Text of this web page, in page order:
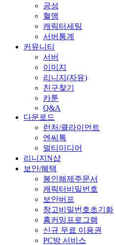
공성
혈맹
캐릭터세팅
서버통계
커뮤니티
서버
이미지
리니지(자유)
친구찾기
카툰
Q&A
다운로드
런처/클라이언트
엔씨톡
멀티미디어
리니지N샵
보안/혜택
봉인해제주문서
캐릭터비밀번호
보안버프
창고비밀번호초기화
홈커밍프로그램
신규 무료 이용권
PC방 서비스